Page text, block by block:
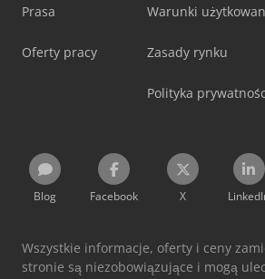
Prasa
Oferty pracy
Warunki
Zasady rynku
Polityka
Blog Facebook X
Wszystkie informacje, oferty i ceny
stronie są niezobowiązujące i mogą